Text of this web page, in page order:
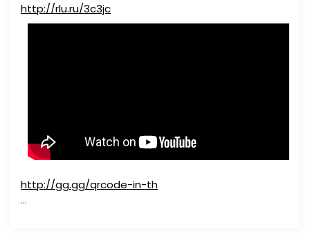
http://rlu.ru/3c3jc
http://gg.gg/qrcode-in-th
…